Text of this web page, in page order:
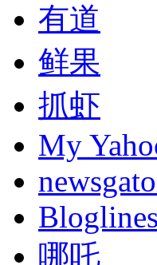
有道
鲜果
抓虾
My
Bloglines
哪吒